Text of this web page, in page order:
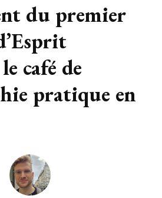
du premier
café de
pratique en